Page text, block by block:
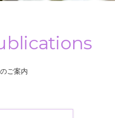
ご案内